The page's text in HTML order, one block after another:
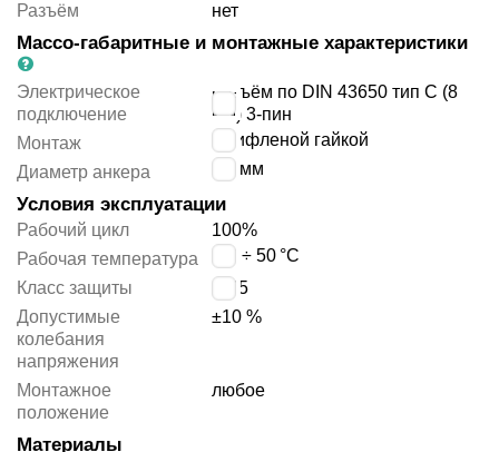
Разъём нет
Массо-габаритные и монтажные характеристики
Электрическое
подключение
разъём по DIN 43650 тип C (8
мм) 3-пин
Монтаж
с рифленой гайкой
Диаметр анкера
мм
Условия эксплуатации
Рабочий цикл
100%
Рабочая температура
-20 ÷ 50 °C
Класс защиты
IP65
Допустимые
колебания
напряжения
±10 %
Монтажное
положение
любое
Материалы